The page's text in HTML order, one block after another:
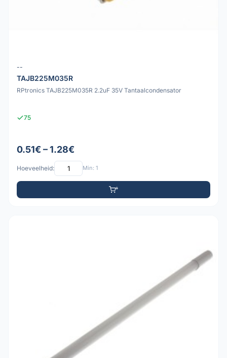
--
TAJB225M035R
RPtronics TAJB225M035R 2.2uF 35V Tantaalcondensator
75
0.51€ – 1.28€
Hoeveelheid: Min: 1